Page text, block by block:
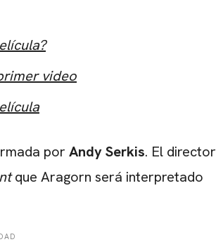
video
por Andy Serkis. El director
que Aragorn será interpretado